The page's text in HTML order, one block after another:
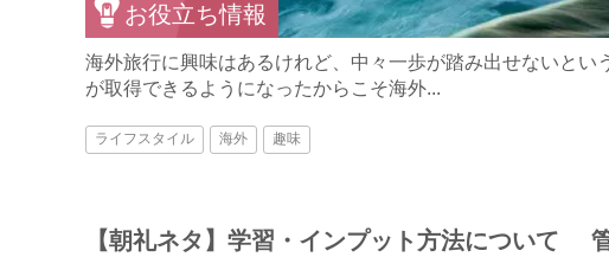
お役立ち情報
海外旅行に興味はあるけれど、中々一歩が踏み出せないと
が取得できるようになったからこそ海外...
ライフスタイル 海外 趣味
【朝礼ネタ】学習・インプット方法について